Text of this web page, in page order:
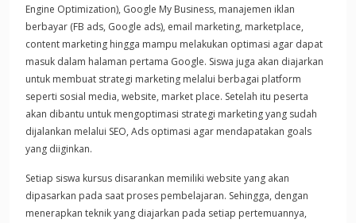
Engine Optimization), Google My Business, manajemen iklan
berbayar (FB ads, Google ads), email marketing, marketplace,
content marketing hingga mampu melakukan optimasi agar dapat
masuk dalam halaman pertama Google. Siswa juga akan diajarkan
untuk membuat strategi marketing melalui berbagai platform
seperti sosial media, website, market place. Setelah itu peserta
akan dibantu untuk mengoptimasi strategi marketing yang sudah
dijalankan melalui SEO, Ads optimasi agar mendapatakan goals
yang diiginkan.
Setiap siswa kursus disarankan memiliki website yang akan
dipasarkan pada saat proses pembelajaran. Sehingga, dengan
menerapkan teknik yang diajarkan pada setiap pertemuannya,